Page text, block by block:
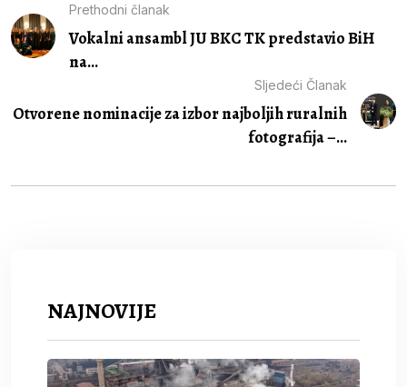
Prethodni članak
Vokalni ansambl JU BKC TK predstavio BiH
na...
Sljedeći Članak
Otvorene nominacije za izbor najboljih ruralnih
fotografija –...
NAJNOVIJE